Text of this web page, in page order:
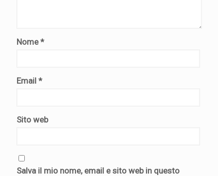
Nome*
Email *
Sito web
Salva il mio nome, email e sito web in questo